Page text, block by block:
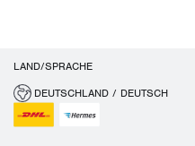
LAND/SPRACHE
DEUTSCHLAND / DEUTSCH